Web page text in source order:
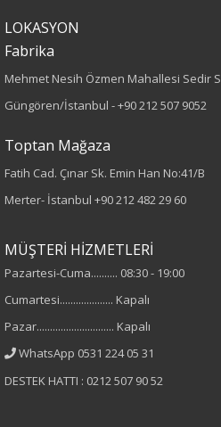
80
Kumaş Tipi
Dokuma
Desen
Kumaş
%100 Viskon
Yaka Tipi
Gömlek Yaka
LOKASYON
Fabrika
Mehmet Nesih Özmen Mahallesi Sedir
Güngören/İstanbul -+90 212 507 9052
Toptan Mağaza
Fatih Cad. Çınar Sk. Emin Han No:41/B
Merter- İstanbul +90 212 482 29 60
MÜŞTERİ HİZMETLERİ
Pazartesi-Cuma.......... 08:30 - 19:00
Cumartesi.................... Kapalı
Pazar............................. Kapalı
WhatsApp 0531 224 05 31
DESTEK HATTI : 0212 507 90 52